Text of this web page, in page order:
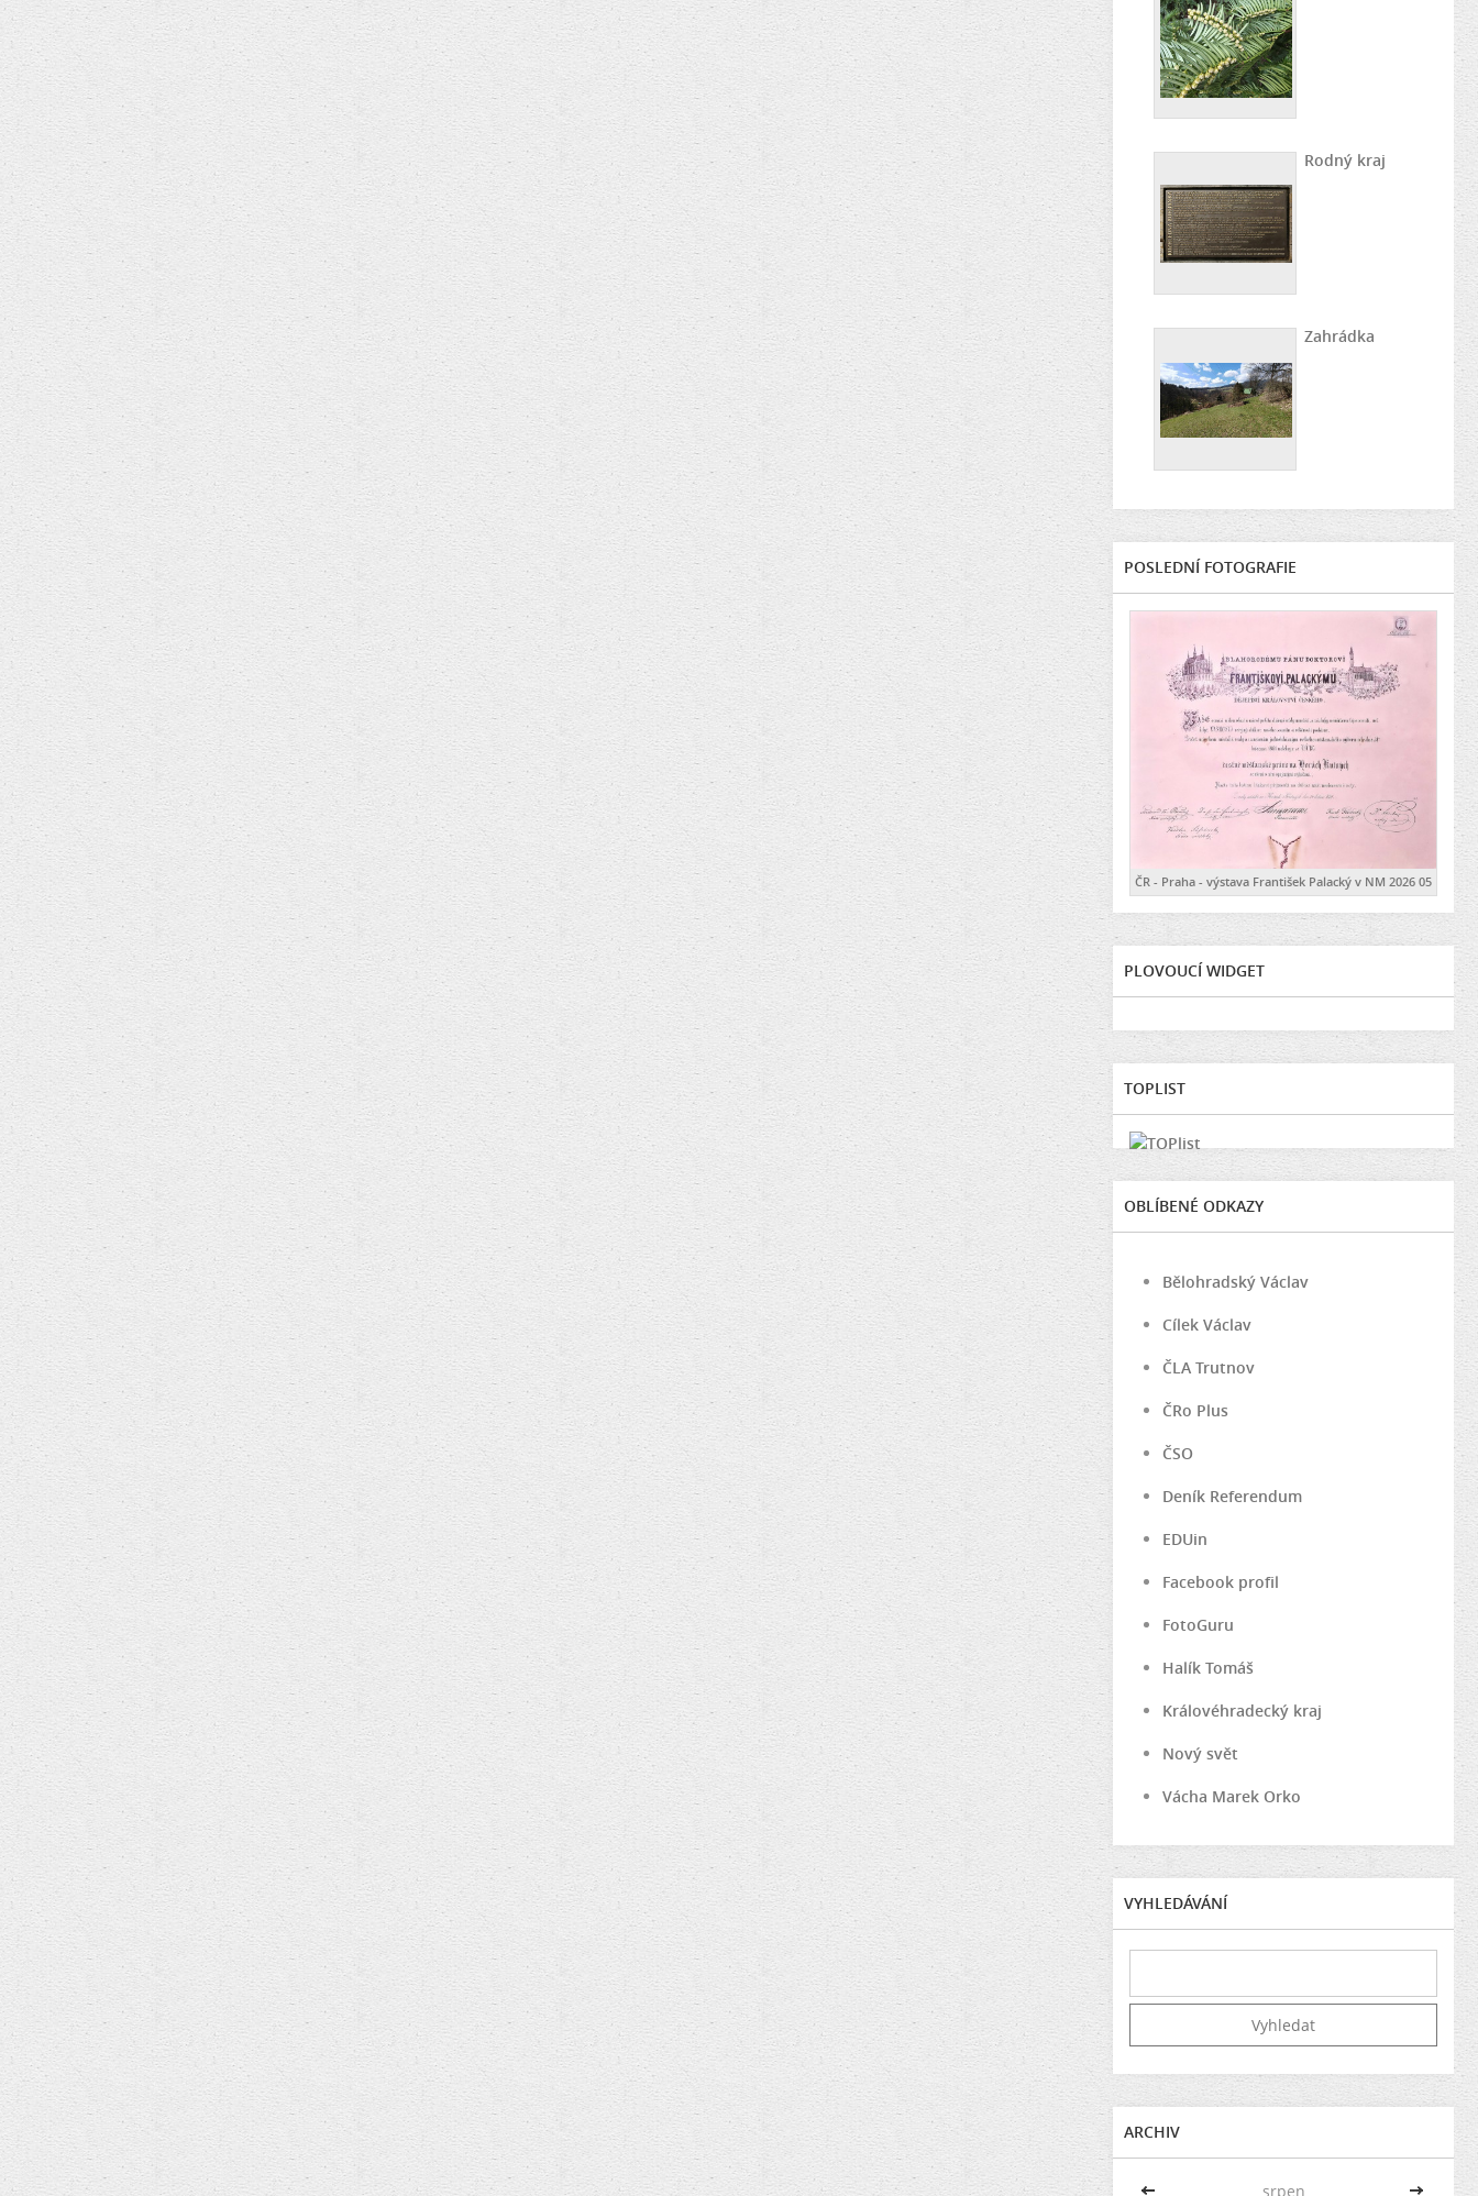
Rodný kraj
Zahrádka
POSLEDNÍ FOTOGRAFIE
ČR - Praha - výstava František Palacký v NM 2026 05
PLOVOUCÍ WIDGET
TOPLIST
OBLÍBENÉ ODKAZY
Bělohradský Václav
Cílek Václav
ČLA Trutnov
ČRo Plus
ČSO
Deník Referendum
EDUin
Facebook profil
FotoGuru
Halík Tomáš
Královéhradecký kraj
Nový svět
Vácha Marek Orko
VYHLEDÁVÁNÍ
ARCHIV
<< srpen >>